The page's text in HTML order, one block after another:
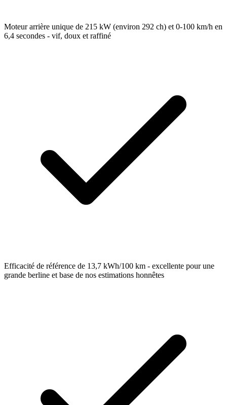
Moteur arrière unique de 215 kW (environ 292 ch) et 0-100 km/h en
6,4 secondes - vif, doux et raffiné
Efficacité de référence de 13,7 kWh/100 km - excellente pour une
grande berline et base de nos estimations honnêtes